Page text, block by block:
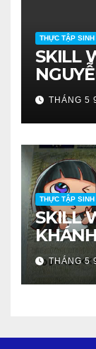
THỰC TẬP
SKILL
THÁNG 5
THỰC TẬP
SKILL
THÁNG 5